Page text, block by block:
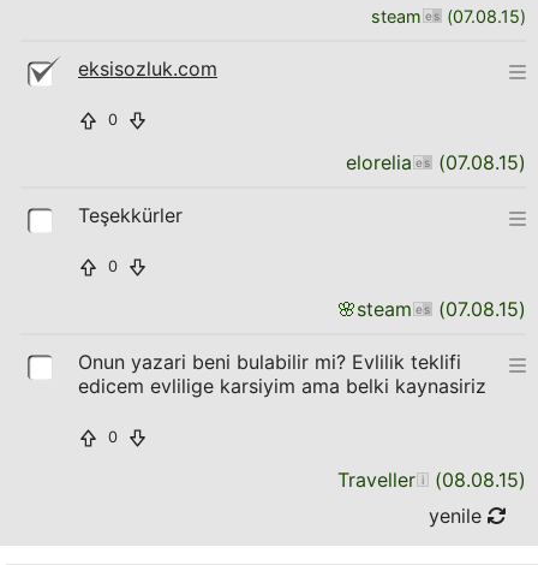
steam (07.08.15)
eksisozluk.com
0
elorelia (07.08.15)
Teşekkürler
0
🌸steam (07.08.15)
Onun yazari beni bulabilir mi? Evlilik teklifi
edicem evlilige karsiyim ama belki kaynasiriz
0
Traveller (08.08.15)
yenile